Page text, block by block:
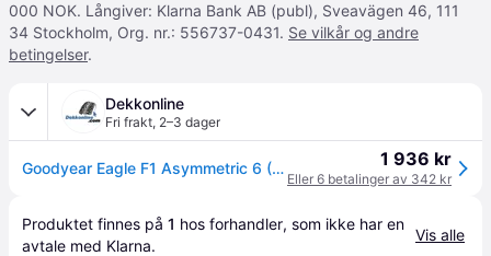
000 NOK. Långiver: Klarna Bank AB (publ), Sveavägen 46, 111
34 Stockholm, Org. nr.: 556737-0431. Se vilkår og andre
betingelser.
Dekkonline
Fri frakt, 2–3 dager
Goodyear Eagle F1 Asymmetric 6 ( 235/60 R18 107W XL EVR ) 1 936 kr
Eller 6 betalinger av 342 kr
Produktet finnes på 1 hos forhandler, som ikke har en
avtale med Klarna.
Vis alle